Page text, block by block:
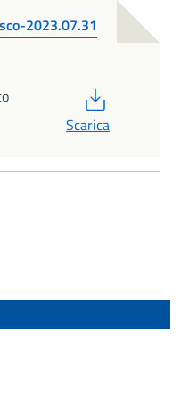
2023.07.31
Scarica